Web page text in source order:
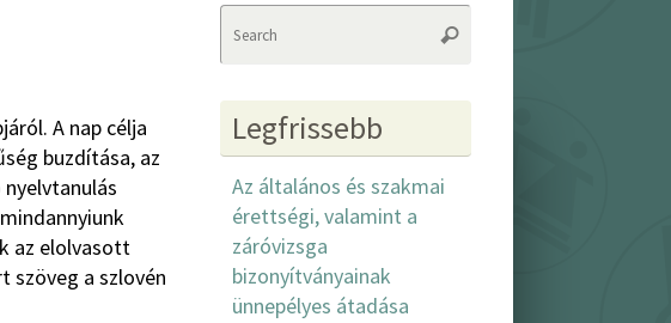
A nap célja
buzdítása, az
az elolvasott
szöveg a szlovén
Search
Legfrissebb
Az általános és szakmai
érettségi, valamint a
záróvizsga
bizonyítványainak
ünnepélyes átadása